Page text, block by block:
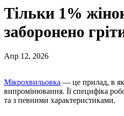
Тільки 1%
заборонено
Апр 12, 2026
Мікрохвильовка — це прилад, в
випромінювання. Її специфіка
та з певними характеристиками.